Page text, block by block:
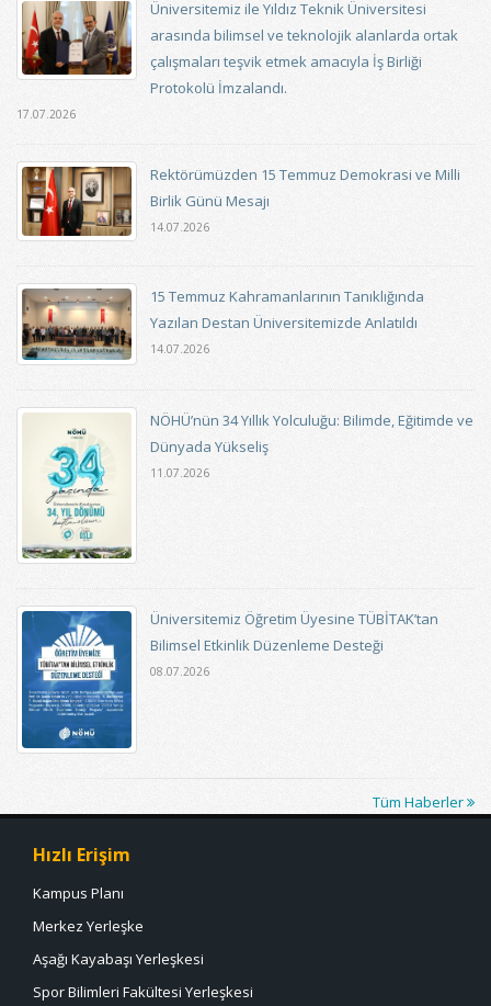
Üniversitemiz ile Yıldız Teknik Üniversitesi
arasında bilimsel ve teknolojik alanlarda ortak
çalışmaları teşvik etmek amacıyla İş Birliği
Protokolü İmzalandı.
17.07.2026
Rektörümüzden 15 Temmuz Demokrasi ve Milli
Birlik Günü Mesajı
14.07.2026
15 Temmuz Kahramanlarının Tanıklığında
Yazılan Destan Üniversitemizde Anlatıldı
14.07.2026
NÖHÜ’nün 34 Yıllık Yolculuğu: Bilimde, Eğitimde ve
Dünyada Yükseliş
11.07.2026
Üniversitemiz Öğretim Üyesine TÜBİTAK’tan
Bilimsel Etkinlik Düzenleme Desteği
08.07.2026
Tüm Haberler
Hızlı Erişim
Kampus Planı
Merkez Yerleşke
Aşağı Kayabaşı Yerleşkesi
Spor Bilimleri Fakültesi Yerleşkesi